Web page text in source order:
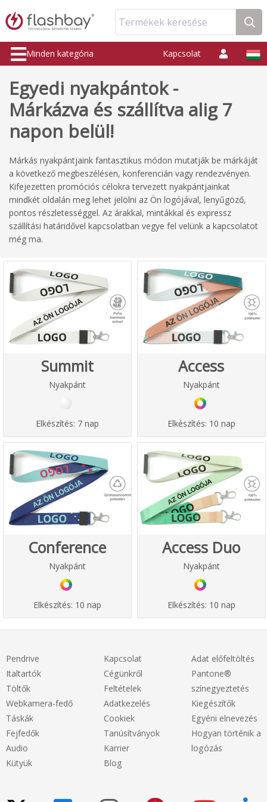
Termékek keresése
Minden kategória Kapcsolat
Egyedi nyakpántok -
Márkázva és szállítva alig 7
napon belül!
Márkás nyakpántjaink fantasztikus módon mutatják be márkáját
a következő megbeszélésen, konferencián vagy rendezvényen.
Kifejezetten promóciós célokra tervezett nyakpántjainkat
mindkét oldalán meg lehet jelölni az Ön logójával, lenyűgöző,
pontos részletességgel. Az árakkal, mintákkal és expressz
szállítási határidővel kapcsolatban vegye fel velünk a kapcsolatot
még ma.
Summit
Nyakpánt
Elkészítés: 7 nap
Access
Nyakpánt
Elkészítés: 10 nap
Conference
Nyakpánt
Elkészítés: 10 nap
Access Duo
Nyakpánt
Elkészítés: 10 nap
Pendrive
Italtartók
Töltők
Webkamera-fedő
Táskák
Fejfedők
Audio
Kütyük
Kapcsolat
Cégünkről
Feltételek
Adatkezelés
Cookiek
Tanúsítványok
Karrier
Blog
Adat előfeltöltés
Pantone®
színegyeztetés
Kiegészítők
Egyéni elnevezés
Hogyan történik a
logózás